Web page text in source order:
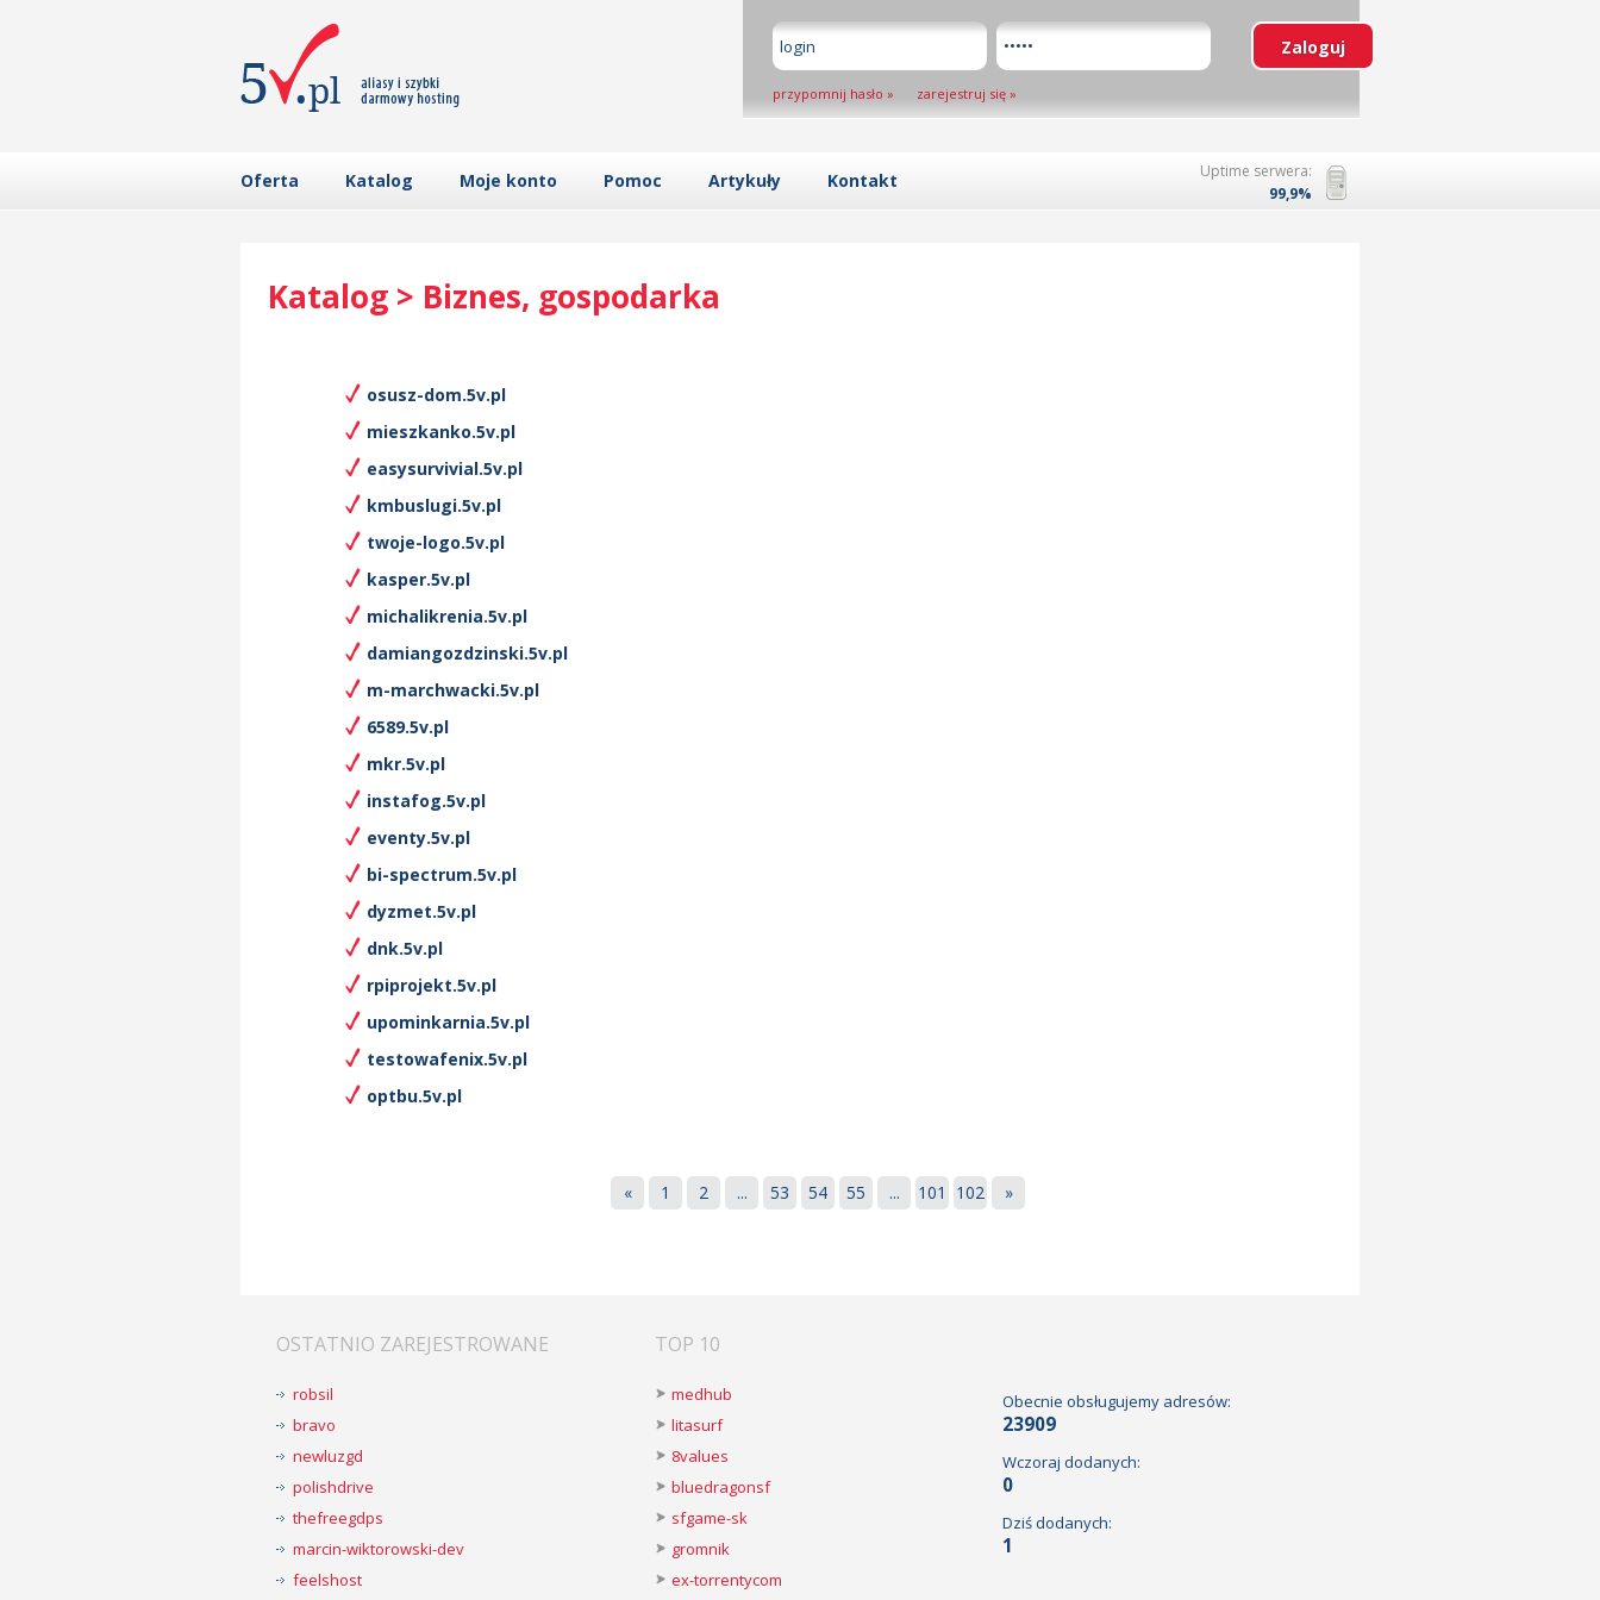
przypomnij hasło » zarejestruj się »
Oferta Katalog Moje konto Pomoc Artykuły Kontakt
Uptime serwera:
99,9%
Katalog > Biznes, gospodarka
osusz-dom.5v.pl
mieszkanko.5v.pl
easysurvivial.5v.pl
kmbuslugi.5v.pl
twoje-logo.5v.pl
kasper.5v.pl
michalikrenia.5v.pl
damiangozdzinski.5v.pl
m-marchwacki.5v.pl
6589.5v.pl
mkr.5v.pl
instafog.5v.pl
eventy.5v.pl
bi-spectrum.5v.pl
dyzmet.5v.pl
dnk.5v.pl
rpiprojekt.5v.pl
upominkarnia.5v.pl
testowafenix.5v.pl
optbu.5v.pl
« 1 2 ... 53 54 55 ... 101 102 »
OSTATNIO ZAREJESTROWANE
robsil
bravo
newluzgd
polishdrive
thefreegdps
marcin-wiktorowski-dev
feelshost
TOP 10
medhub
litasurf
8values
bluedragonsf
sfgame-sk
gromnik
ex-torrentycom
Obecnie obsługujemy adresów:
23909
Wczoraj dodanych:
0
Dziś dodanych:
1